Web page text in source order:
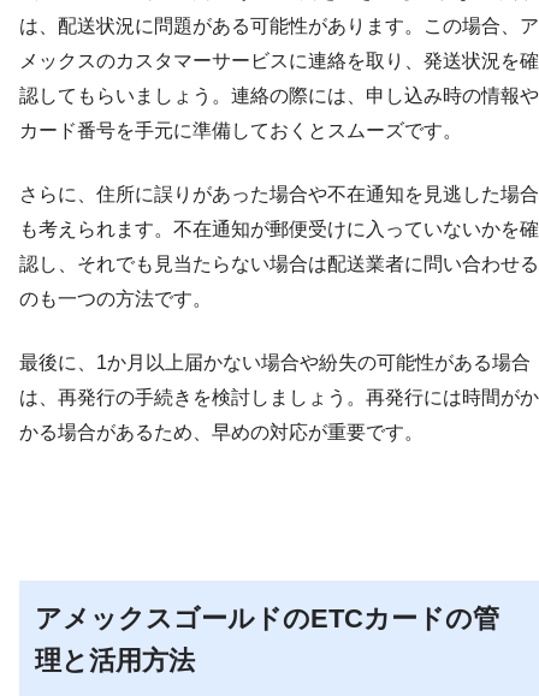
は、配送状況に問題がある可能性があります。この場合、ア
メックスのカスタマーサービスに連絡を取り、発送状況を確
認してもらいましょう。連絡の際には、申し込み時の情報や
カード番号を手元に準備しておくとスムーズです。
さらに、住所に誤りがあった場合や不在通知を見逃した場合
も考えられます。不在通知が郵便受けに入っていないかを確
認し、それでも見当たらない場合は配送業者に問い合わせる
のも一つの方法です。
最後に、1か月以上届かない場合や紛失の可能性がある場合
は、再発行の手続きを検討しましょう。再発行には時間がか
かる場合があるため、早めの対応が重要です。
アメックスゴールドのETCカードの管
理と活用方法